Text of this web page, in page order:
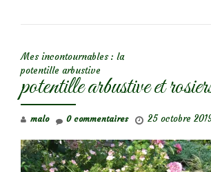
Mes incontournables : la
potentille arbustive
potentille arbustive et
malo 25 octobre
0 commentaires